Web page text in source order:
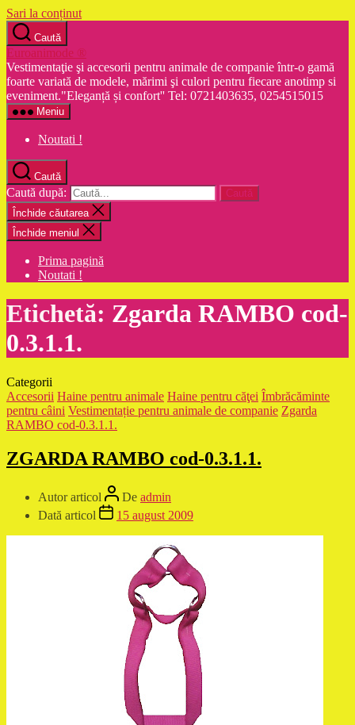
Sari la conținut
Caută
Euroanimode ®
Vestimentaţie şi accesorii pentru animale de companie într-o gamă
foarte variată de modele, mărimi şi culori pentru fiecare anotimp si
eveniment."Eleganță și confort'' Tel: 0721403635, 0254515015
Meniu
Noutati !
Caută
Caută după:
Închide căutarea
Închide meniul
Prima pagină
Noutati !
Etichetă: Zgarda RAMBO cod-
0.3.1.1.
Categorii
Accesorii Haine pentru animale Haine pentru căţei Îmbrăcăminte
pentru câini Vestimentație pentru animale de companie Zgarda
RAMBO cod-0.3.1.1.
ZGARDA RAMBO cod-0.3.1.1.
Autor articol De admin
Dată articol
15 august 2009